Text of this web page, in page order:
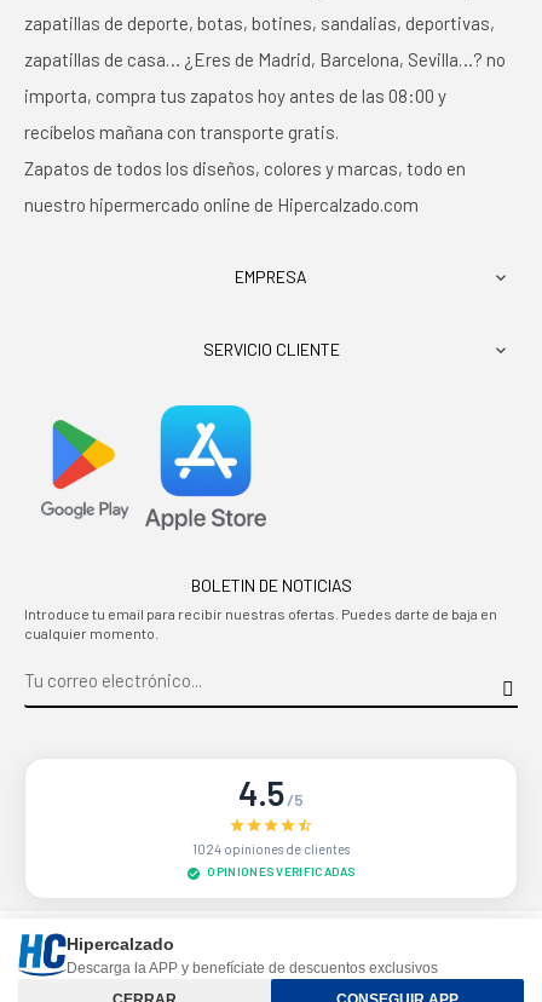
zapatillas de deporte, botas, botines, sandalias, deportivas,
zapatillas de casa… ¿Eres de Madrid, Barcelona, Sevilla…? no
importa, compra tus zapatos hoy antes de las 08:00 y
recíbelos mañana con transporte gratis.
Zapatos de todos los diseños, colores y marcas, todo en
nuestro hipermercado online de Hipercalzado.com
EMPRESA 
SERVICIO CLIENTE 
BOLETIN DE NOTICIAS
Introduce tu email para recibir nuestras ofertas. Puedes darte de baja en
cualquier momento.
4.5/5
1024 opiniones de clientes
OPINIONES VERIFICADAS
Sitio protegido por reCAPTCHA.
Hipercalzado
Descarga la APP y benefíciate de descuentos exclusivos